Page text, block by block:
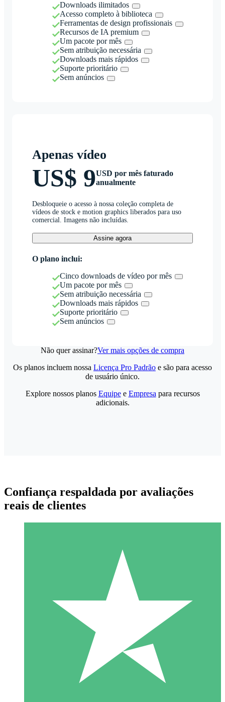
Downloads ilimitados
Acesso completo à biblioteca
Ferramentas de design profissionais
Recursos de IA premium
Um pacote por mês
Sem atribuição necessária
Downloads mais rápidos
Suporte prioritário
Sem anúncios
Apenas vídeo
US$ 9USD por mês faturado
anualmente
Desbloqueie o acesso à nossa coleção completa de
vídeos de stock e motion graphics liberados para uso
comercial. Imagens não incluídas.
Assine agora
O plano inclui:
Cinco downloads de vídeo por mês
Um pacote por mês
Sem atribuição necessária
Downloads mais rápidos
Suporte prioritário
Sem anúncios
Não quer assinar?Ver mais opções de compra
Pacotes de Créditos Individuais
Pague conforme o uso com créditos de download. Sem
1000
Os planos incluem nossa Licença Pro Padrão e são para acesso
de usuário único.
Explore nossos planos Equipee Empresa para recursos
adicionais.
Confiança respaldada por avaliações
reais de clientes